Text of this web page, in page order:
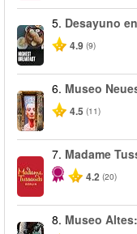
5. Desayuno
4.9 (9)
6. Museo
4.5 (11)
7. Madame
4.2 (20)
8. Museo